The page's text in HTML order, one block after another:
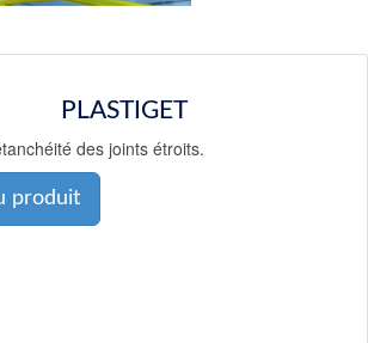
PLASTIGET
des joints étroits.
produit